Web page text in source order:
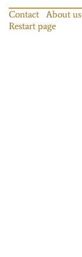
Contact About us
Restart page